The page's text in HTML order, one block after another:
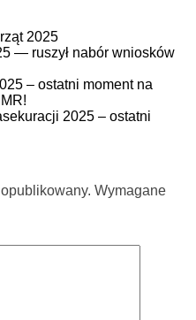
2025
— ruszył nabór wniosków
– ostatni moment na
2025 – ostatni
Wymagane